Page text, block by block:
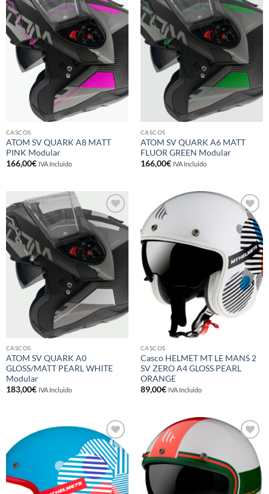
Añadir
a la
lista de
deseos
CASCOS
ATOM SV QUARK A8 MATT
PINK Modular
166,00€ IVA Incluido
Añadir
a la
lista de
deseos
CASCOS
ATOM SV QUARK A6 MATT
FLUOR GREEN Modular
166,00€ IVA Incluido
Añadir
a la
lista de
deseos
CASCOS
ATOM SV QUARK A0
GLOSS/MATT PEARL WHITE
Modular
183,00€ IVA Incluido
Añadir
a la
lista de
deseos
CASCOS
Casco HELMET MT LE MANS 2
SV ZERO A4 GLOSS PEARL
ORANGE
89,00€ IVA Incluido
Añadir
a la
lista de
deseos
Añadir
deseos